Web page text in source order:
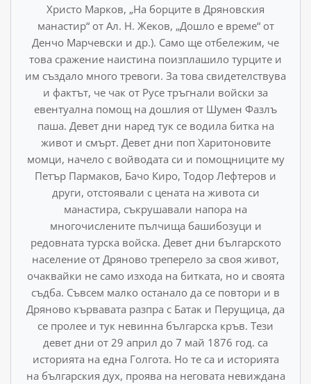
Христо Марков, „На борците в Дряновския
манастир“ от Ал. Н. Жеков, „Дош­ло е време“ от
Денчо Марчевски и др.). Само ще отбележим, че
това сражение наистина поизплашило турците и
им създа­ло много тревоги. За това свидетелствува
и фактът, че чак от Русе тръгнали войски за
евентуална помощ на дошлия от Шумен Фазлъ
паша. Девет дни наред тук се водила битка на
живот и смърт. Девет дни поп Харитоновите
момци, наче­ло с войводата си и помощниците му
Петър Пармаков, Бачо Киро, Тодор Лефтеров и
други, отстоявали с цената на живо­та си
манастира, съкрушавали напора на
многочислените пълчища башибозуци и
редовната турска войска. Девет дни бъл­гарското
население от Дряново треперело за своя живот,
очаквайки не само изхода на битката, но и своята
съдба. Съвсем малко останало да се повтори и в
Дряново кървава­та разпра с Батак и Перущица, да
се пролее и тук невинна българска кръв. Тези
девет дни от 29 април до 7 май 1876 год. са
историята на една Голгота. Но те са и историята
на българския дух, проява на неговата невиждана